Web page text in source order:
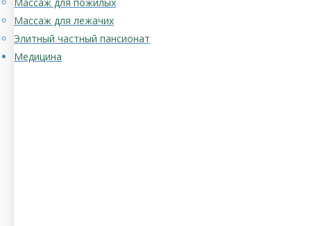
Массаж для лежачих
Элитный частный пансионат
Медицина